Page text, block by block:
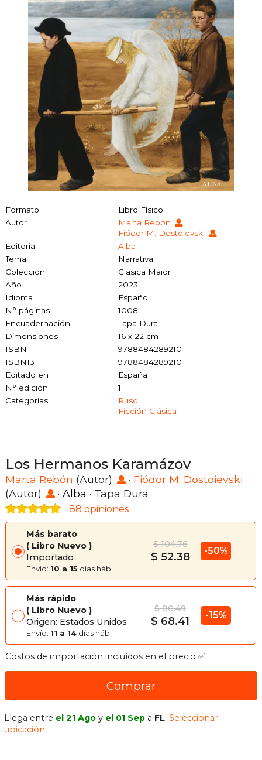
Formato
Libro Físico
Autor
Marta Rebón
Fiódor M. Dostoievski
Editorial
Alba
Tema
Narrativa
Colección
Clasica Maior
Año
2023
Idioma
Español
N° páginas
1008
Encuadernación
Tapa Dura
Dimensiones
16 x 22 cm
ISBN
9788484289210
ISBN13
9788484289210
Editado en
España
N° edición
1
Categorías
Ruso
Ficción Clásica
Los Hermanos Karamázov
Marta Rebón (Autor) · Fiódor M. Dostoievski
(Autor)
· Alba · Tapa Dura
88 opiniones
Más barato
Libro Nuevo
Importado
Envío: 10 a 15 días háb.
$ 104.76
$ 52.38 -50%
Más rápido
Libro Nuevo
Origen: Estados Unidos
Envío: 11 a 14 días háb.
$ 80.49
$ 68.41 -15%
Costos de importación incluídos en el precio ✅
Comprar
Llega entre el 21 Ago y el 01 Sep a FL.Seleccionar
ubicación